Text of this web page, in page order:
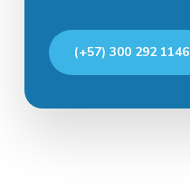
(+57) 300 292 1146